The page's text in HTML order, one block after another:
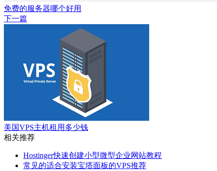
免费的服务器哪个好用
下一篇
美国VPS主机租用多少钱
相关推荐
Hostinger快速创建小型微型企业网站教程
常见的适合安装宝塔面板的VPS推荐